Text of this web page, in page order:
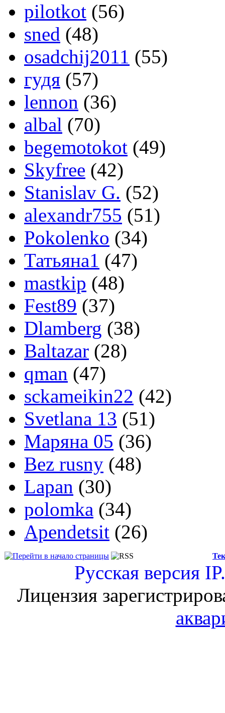
pilotkot (56)
sned (48)
osadchij2011 (55)
гудя (57)
lennon (36)
albal (70)
begemotokot (49)
Skyfree (42)
Stanislav G. (52)
alexandr755 (51)
Pokolenko (34)
Татьяна1 (47)
mastkip (48)
Fest89 (37)
Dlamberg (38)
Baltazar (28)
qman (47)
sckameikin22 (42)
Svetlana 13 (51)
Маряна 05 (36)
Bez rusny (48)
Lapan (30)
polomka (34)
Apendetsit (26)
Русская версия
Лицензия